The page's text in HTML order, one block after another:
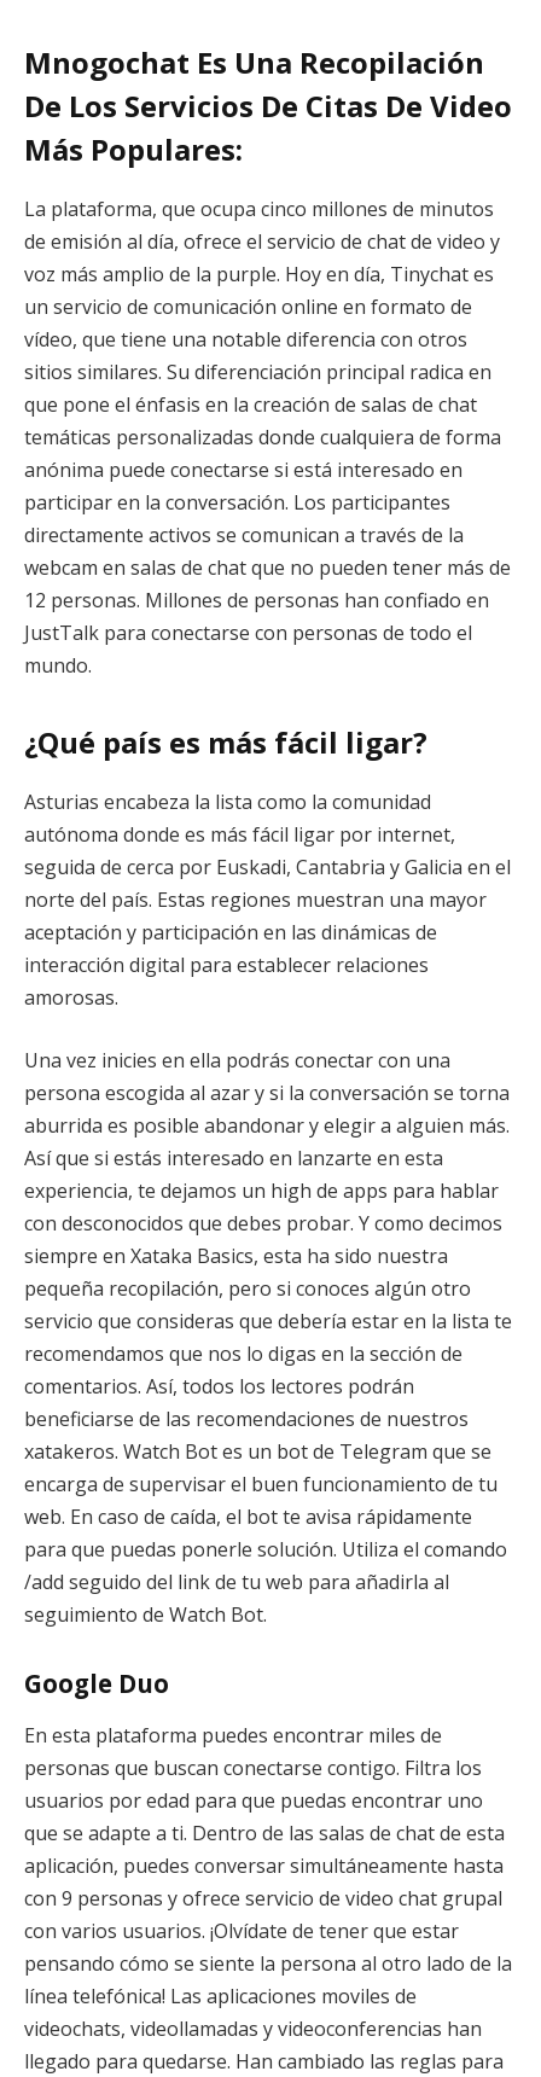
Mnogochat Es Una Recopilación
De Los Servicios De Citas De Video
Más Populares:
La plataforma, que ocupa cinco millones de minutos
de emisión al día, ofrece el servicio de chat de video y
voz más amplio de la purple. Hoy en día, Tinychat es
un servicio de comunicación online en formato de
vídeo, que tiene una notable diferencia con otros
sitios similares. Su diferenciación principal radica en
que pone el énfasis en la creación de salas de chat
temáticas personalizadas donde cualquiera de forma
anónima puede conectarse si está interesado en
participar en la conversación. Los participantes
directamente activos se comunican a través de la
webcam en salas de chat que no pueden tener más de
12 personas. Millones de personas han confiado en
JustTalk para conectarse con personas de todo el
mundo.
¿Qué país es más fácil ligar?
Asturias encabeza la lista como la comunidad
autónoma donde es más fácil ligar por internet,
seguida de cerca por Euskadi, Cantabria y Galicia en el
norte del país. Estas regiones muestran una mayor
aceptación y participación en las dinámicas de
interacción digital para establecer relaciones
amorosas.
Una vez inicies en ella podrás conectar con una
persona escogida al azar y si la conversación se torna
aburrida es posible abandonar y elegir a alguien más.
Así que si estás interesado en lanzarte en esta
experiencia, te dejamos un high de apps para hablar
con desconocidos que debes probar. Y como decimos
siempre en Xataka Basics, esta ha sido nuestra
pequeña recopilación, pero si conoces algún otro
servicio que consideras que debería estar en la lista te
recomendamos que nos lo digas en la sección de
comentarios. Así, todos los lectores podrán
beneficiarse de las recomendaciones de nuestros
xatakeros. Watch Bot es un bot de Telegram que se
encarga de supervisar el buen funcionamiento de tu
web. En caso de caída, el bot te avisa rápidamente
para que puedas ponerle solución. Utiliza el comando
/add seguido del link de tu web para añadirla al
seguimiento de Watch Bot.
Google Duo
En esta plataforma puedes encontrar miles de
personas que buscan conectarse contigo. Filtra los
usuarios por edad para que puedas encontrar uno
que se adapte a ti. Dentro de las salas de chat de esta
aplicación, puedes conversar simultáneamente hasta
con 9 personas y ofrece servicio de video chat grupal
con varios usuarios. ¡Olvídate de tener que estar
pensando cómo se siente la persona al otro lado de la
línea telefónica! Las aplicaciones moviles de
videochats, videollamadas y videoconferencias han
llegado para quedarse. Han cambiado las reglas para